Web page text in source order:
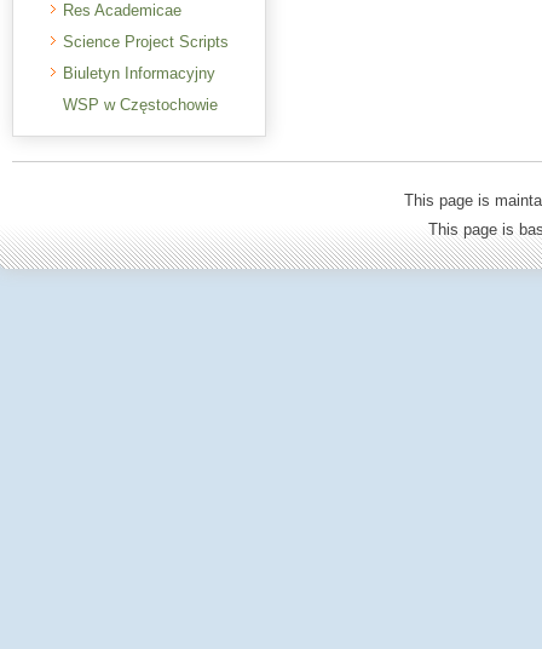
Res Academicae
Science Project Scripts
Biuletyn Informacyjny
WSP w Częstochowie
This page is
This page is